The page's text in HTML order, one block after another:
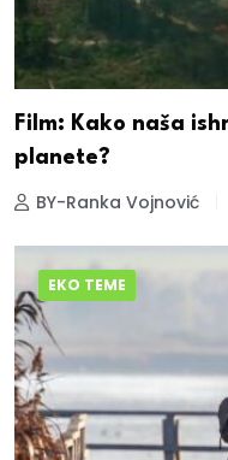
Film: Kako naša
planete?
BY-Ranka Vojnović
EKO TEME